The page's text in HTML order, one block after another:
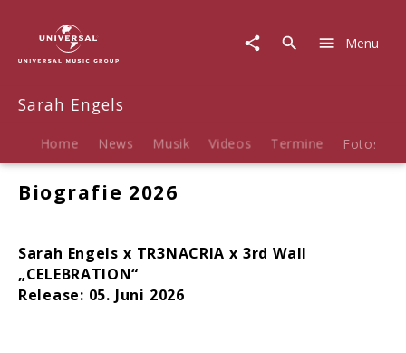
Biografie
Menu
Sarah Engels
Home News Musik Videos Termine Fotos
Biografie 2026
Sarah Engels x TR3NACRIA x 3rd Wall
„CELEBRATION“
Release: 05. Juni 2026